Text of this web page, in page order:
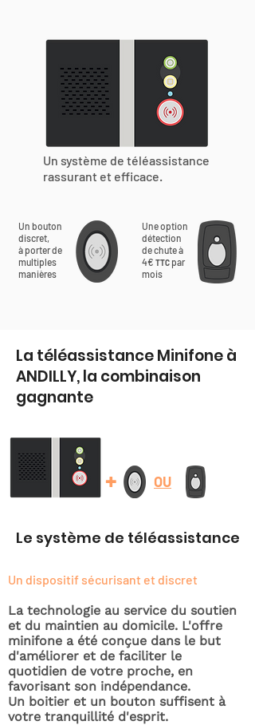
Un système de téléassistance
rassurant et efficace.
Un bouton
discret,
à porter de
multiples
manières
Une option
détection
de chute à
4€ TTC par
mois
La téléassistance Minifone à
ANDILLY, la combinaison
gagnante
+ OU
Le système de téléassistance
Un dispositif sécurisant et discret
La technologie au service du soutien
et du maintien au domicile. L'offre
minifone a été conçue dans le but
d'améliorer et de faciliter le
quotidien de votre proche, en
favorisant son indépendance.
Un boitier et un bouton suffisent à
votre tranquillité d'esprit.